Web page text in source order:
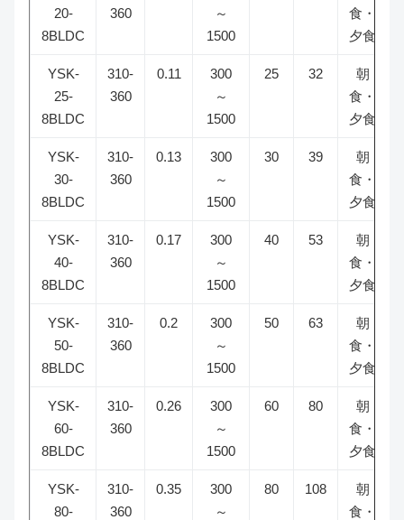
20-
8BLDC
360
～
1500
食・
夕食
YSK-
25-
8BLDC
310-
360
0.11
300
～
1500
25 32
朝
食・
夕食
YSK-
30-
8BLDC
310-
360
0.13
300
～
1500
30 39
朝
食・
夕食
YSK-
40-
8BLDC
310-
360
0.17
300
～
1500
40 53
朝
食・
夕食
YSK-
50-
8BLDC
310-
360
0.2
300
～
1500
50 63
朝
食・
夕食
YSK-
60-
8BLDC
310-
360
0.26
300
～
1500
60 80
朝
食・
夕食
YSK-
80-
310-
360
0.35
300
～
80 108
朝
食・